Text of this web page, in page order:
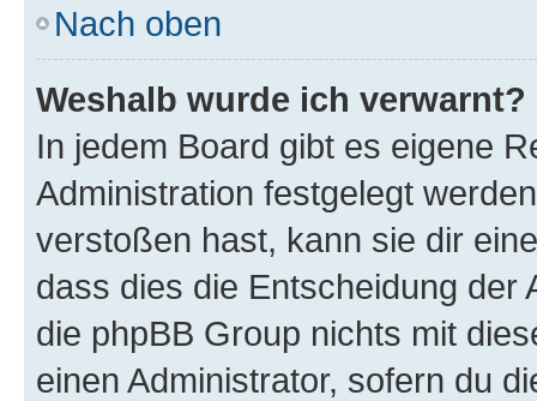
Nach oben
Weshalb wurde ich verwarnt?
In jedem Board gibt es eigene
Administration festgelegt
verstoßen hast, kann sie dir
dass dies die Entscheidung der
die phpBB Group nichts mit
einen Administrator, sofern du